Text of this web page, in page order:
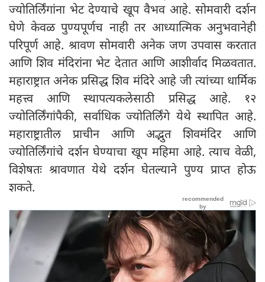
ज्योतिर्लिंगांना भेट देण्याचे खूप वैभव आहे. सोमवारी दर्शन
घेणे केवळ पुण्यपूर्णच नाही तर आध्यात्मिक अनुभवानेही
परिपूर्ण आहे. श्रावण सोमवारी अनेक जण उपवास करतात
आणि शिव मंदिरांना भेट देतात आणि आशीर्वाद मिळवतात.
महाराष्ट्रात अनेक प्रसिद्ध शिव मंदिरे आहे जी त्यांच्या धार्मिक
महत्त्व आणि स्थापत्यकलेसाठी प्रसिद्ध आहे. १२
ज्योतिर्लिंगांपैकी, सर्वाधिक ज्योतिर्लिंगे येथे स्थापित आहे.
महाराष्ट्रातील प्राचीन आणि अद्भुत शिवमंदिर आणि
ज्योतिर्लिंगांचे दर्शन घेण्याचा खूप महिमा आहे. त्याच वेळी,
विशेषतः श्रावणात येथे दर्शन घेतल्याने पुण्य प्राप्त होऊ
शकते.